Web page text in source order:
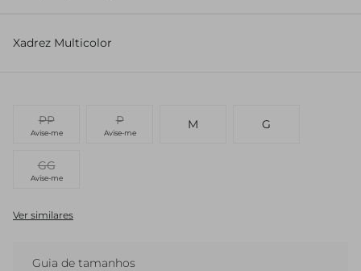
Xadrez Multicolor
PP
Avise-me
P
Avise-me
M G
GG
Avise-me
Ver similares
Guia de tamanhos